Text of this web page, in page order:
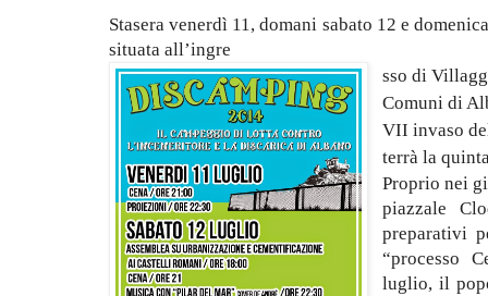
Stasera venerdì 11, domani sabato 12 e
situata all’ingre
sso di
Comuni di
VII invaso
terrà la
Proprio nei
piazzale
preparativi
“processo
luglio, il